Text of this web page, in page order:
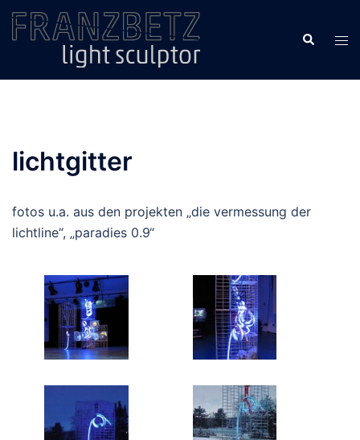
Zum
Inhalt
Suche
lichtgitter
fotos u.a. aus den projekten „die vermessung der
lichtline“, „paradies 0.9“